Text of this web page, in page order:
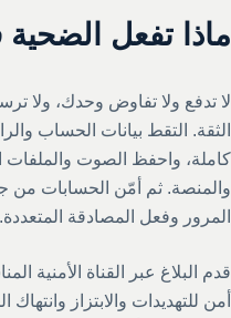
ماذا تفعل الضحية
لا تدفع ولا تفاوض وحدك، ولا
الثقة. التقط بيانات الحساب
كاملة، واحفظ الصوت والملفات
والمنصة. ثم أمّن الحسابات من
المرور وفعل المصادقة المتعددة.
قدم البلاغ عبر القناة الأمنية
أمن للتهديدات والابتزاز وانتهاك